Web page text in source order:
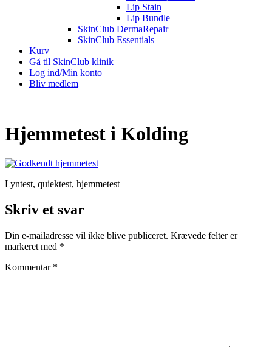
Lip Stain
Lip Bundle
SkinClub DermaRepair
SkinClub Essentials
Kurv
Gå til SkinClub klinik
Log ind/Min konto
Bliv medlem
Hjemmetest i Kolding
Lyntest, quiektest, hjemmetest
Skriv et svar
Din e-mailadresse vil ikke blive publiceret. Krævede felter er
markeret med *
Kommentar *